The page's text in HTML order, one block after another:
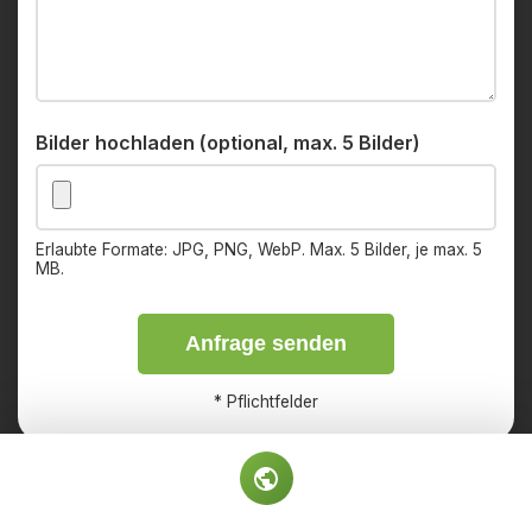
Bilder hochladen (optional, max. 5 Bilder)
Erlaubte Formate: JPG, PNG, WebP. Max. 5 Bilder, je max. 5
MB.
Anfrage senden
* Pflichtfelder